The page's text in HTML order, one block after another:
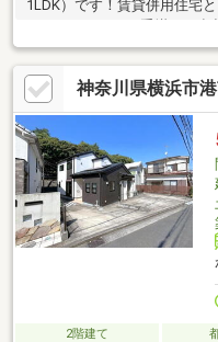
1LDK）です！賃貸併用住宅
を実施しました。◎最寄りの
トレッサ横浜や三ツ池公園
①JR京浜東北線、鶴見線「
停歩3分②東急東横線、JR
横線「綱島」駅バス15分④JR
⑤JR横浜線、ブルーライン
横浜」駅バス22分※③④⑤は
神奈川県横浜市
2階建て